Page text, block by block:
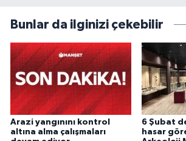
Bunlar da ilginizi çekebilir
Arazi yangınını kontrol
altına alma çalışmaları
6 Şubat
hasar